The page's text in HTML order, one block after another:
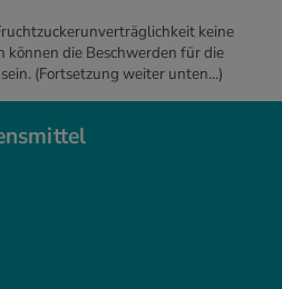
keine
können die Beschwerden für die
(Fortsetzung weiter unten...)